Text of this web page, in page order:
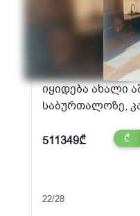
იყიდება ახალი
საბურთალოზე,
511349₾ ₾
22/28